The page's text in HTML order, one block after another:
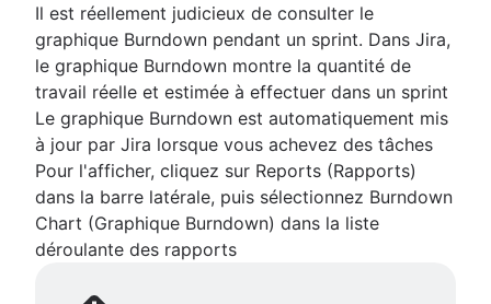
Il est réellement judicieux de consulter le
graphique Burndown pendant un sprint. Dans Jira,
le graphique Burndown montre la quantité de
travail réelle et estimée à effectuer dans un sprint
Le graphique Burndown est automatiquement mis
à jour par Jira lorsque vous achevez des tâches
Pour l'afficher, cliquez sur Reports (Rapports)
dans la barre latérale, puis sélectionnez Burndown
Chart (Graphique Burndown) dans la liste
déroulante des rapports